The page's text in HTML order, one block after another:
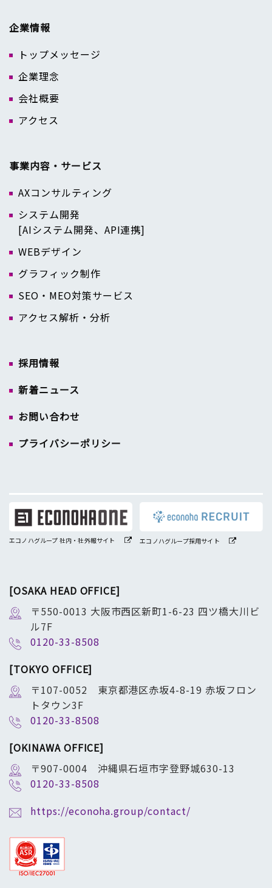
企業情報
トップメッセージ
企業理念
会社概要
アクセス
事業内容・サービス
AXコンサルティング
システム開発
[AIシステム開発、API連携]
WEBデザイン
グラフィック制作
SEO・MEO対策サービス
アクセス解析・分析
採用情報
新着ニュース
お問い合わせ
プライバシーポリシー
エコノハグループ 社内・社外報サイト エコノハグループ採用サイト
[OSAKA HEAD OFFICE]
〒550-0013 大阪市西区新町1-6-23 四ツ橋大川ビ
ル7F
0120-33-8508
[TOKYO OFFICE]
〒107-0052 東京都港区赤坂4-8-19 赤坂フロン
トタウン3F
0120-33-8508
[OKINAWA OFFICE]
〒907-0004 沖縄県石垣市字登野城630-13
0120-33-8508
https://econoha.group/contact/